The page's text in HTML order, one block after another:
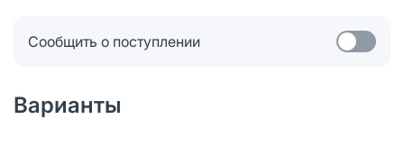
Сообщить о поступлении
Варианты